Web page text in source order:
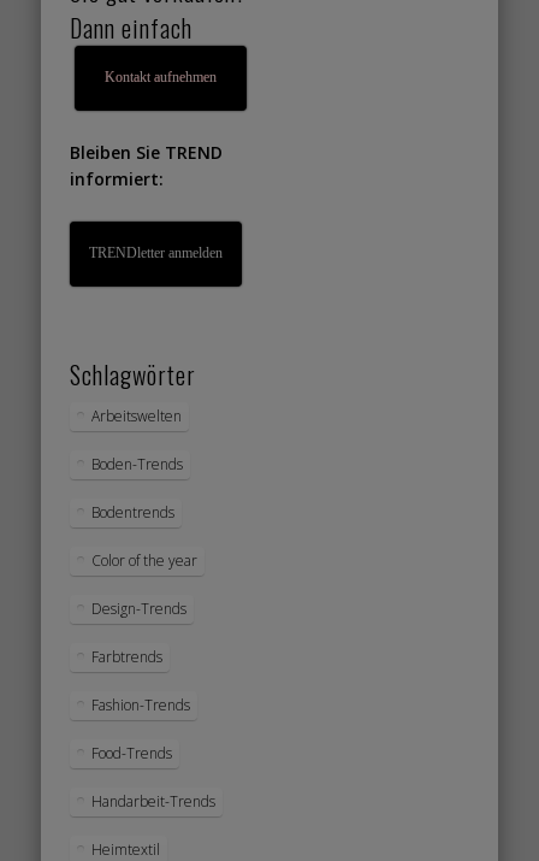
Dann einfach
Kontakt aufnehmen
Bleiben Sie TREND
informiert:
TRENDletter anmelden
Schlagwörter
Arbeitswelten
Boden-Trends
Bodentrends
Color of the year
Design-Trends
Farbtrends
Fashion-Trends
Food-Trends
Handarbeit-Trends
Heimtextil